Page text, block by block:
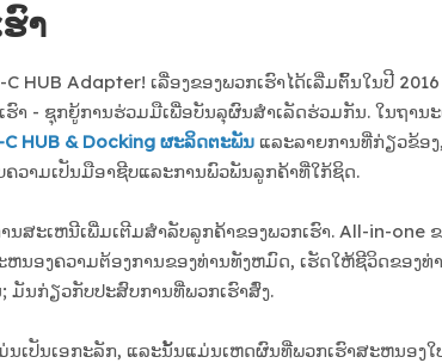
າ
HUB Adapter! ເລື່ອງຂອງພວກເຮົາໄດ້ເລີ່ມຕົ້ນໃນປີ
າ - ຊຸກຍູ້ການຮ່ວມມືເພື່ອບັນລຸຜົນສໍາເລັດຮ່ວມກັນ. ໃນຖານະ
C HUB & Docking ຜະລິດຕະພັນ ແລະລາຍການທີ່ກ່ຽວຂ້ອ
ວາມເປັນມືອາຊີບແລະການພົວພັນລູກຄ້າທີ່ໃກ້ຊິດ.
ນສະເຫນີເພີ່ມເຕີມສໍາລັບລູກຄ້າຂອງພວກເຮົາ. All-in-one
ນອງຄວາມຕ້ອງການຂອງທ່ານທັງຫມົດ, ເຮັດໃຫ້ຊີວິດຂອງທ່
ນກ່ຽວກັບປະສົບການທີ່ພວກເຮົາສົ່ງ.
ນເປັນເອກະລັກ, ແລະນັ້ນແມ່ນເຫດຜົນທີ່ພວກເຮົາສະຫນອງ